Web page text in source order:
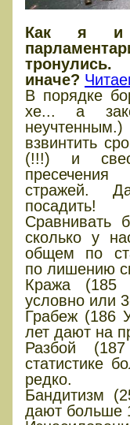
Как я и
иначе?
В порядке
хе... а
взвинтить
(!!!) и
стражей.
посадить!
Сравнивать
сколько у
общем по
по лишению
Кража
условно или
Грабеж (186
лет дают на
Разбой
статистике
редко.
Бандитизм
дают больше